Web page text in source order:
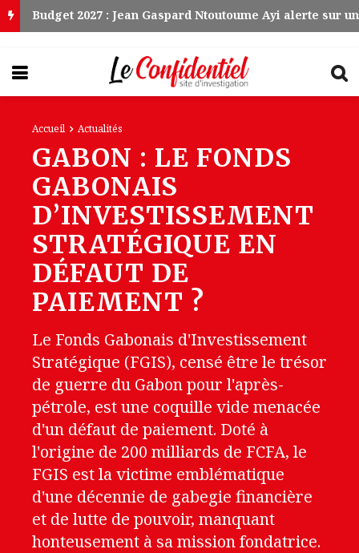
Accueil Actualités
GABON : LE FONDS
GABONAIS
D’INVESTISSEMENT
STRATÉGIQUE EN
DÉFAUT DE
PAIEMENT ?
Le Fonds Gabonais d'Investissement
Stratégique (FGIS), censé être le trésor
de guerre du Gabon pour l'après-
pétrole, est une coquille vide menacée
d'un défaut de paiement. Doté à
l'origine de 200 milliards de FCFA, le
FGIS est la victime emblématique
d'une décennie de gabegie financière
et de lutte de pouvoir, manquant
honteusement à sa mission fondatrice.